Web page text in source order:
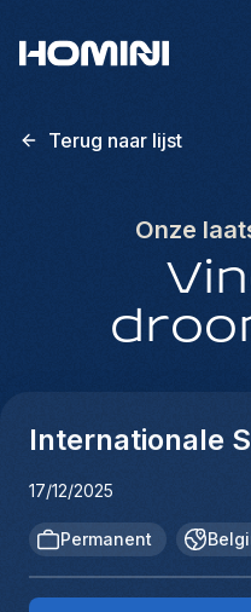
Terug naar lijst
Onze
Internationale
17/12/2025
Permanent